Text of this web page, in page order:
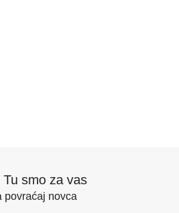
Tu smo za vas
povraćaj novca